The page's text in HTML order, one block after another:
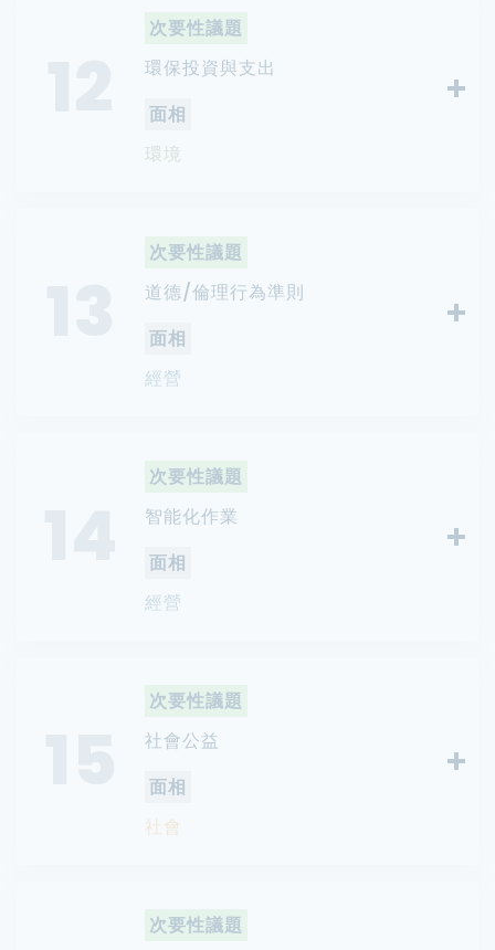
次要性議題
環保投資與支出
面相
環境
次要性議題
道德/倫理行為準則
面相
經營
次要性議題
智能化作業
面相
經營
次要性議題
社會公益
面相
社會
次要性議題